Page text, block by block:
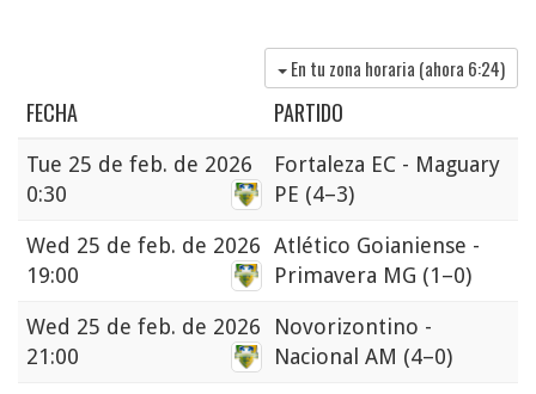
En tu zona horaria (ahora 6:24)
FECHA PARTIDO
Tue 25 de feb. de 2026
0:30
Fortaleza EC - Maguary
PE (4–3)
Wed 25 de feb. de 2026
19:00
Atlético Goianiense -
Primavera MG (1–0)
Wed 25 de feb. de 2026
21:00
Novorizontino -
Nacional AM (4–0)